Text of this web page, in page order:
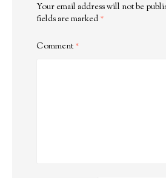
Your email address will not be
fields are marked *
Comment*